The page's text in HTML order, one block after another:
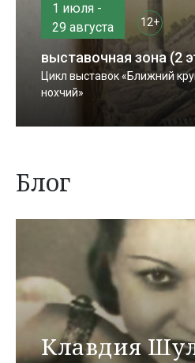
1 июля -
29 августа
12+
выставочная зона (2
Цикл выставок «Ближний
нохчий»
Блог
Клавдия